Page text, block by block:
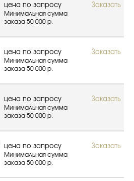
цена по запросу
Минимальная сумма
заказа 50 000 р.
Заказать
цена по запросу
Минимальная сумма
заказа 50 000 р.
Заказать
цена по запросу
Минимальная сумма
заказа 50 000 р.
Заказать
цена по запросу
Минимальная сумма
заказа 50 000 р.
Заказать